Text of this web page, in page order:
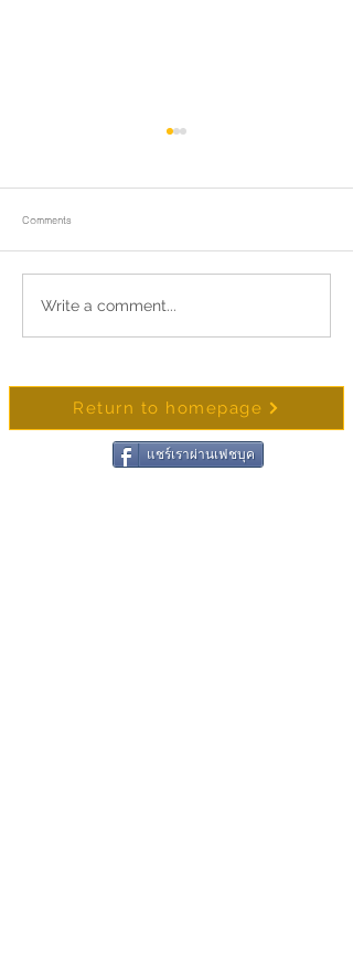
Merit-Making Alms Offering in
Comments
Write a comment...
Return to homepage
แชร์เราผ่านเฟชบุค